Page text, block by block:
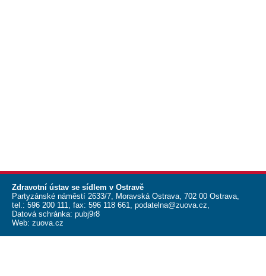
Zdravotní ústav se sídlem v Ostravě
Partyzánské náměstí 2633/7, Moravská Ostrava, 702 00 Ostrava,
tel.: 596 200 111, fax: 596 118 661, podatelna@zuova.cz,
Datová schránka: pubj9r8
Web: zuova.cz